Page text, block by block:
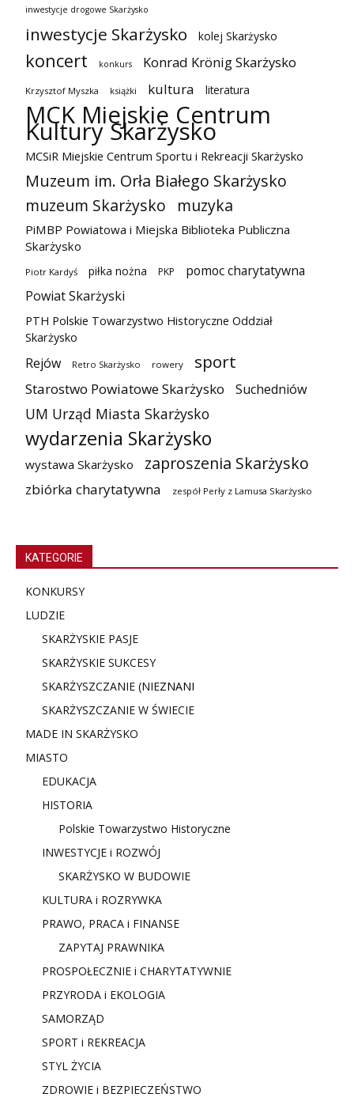
inwestycje drogowe Skarżysko
inwestycje Skarżysko kolej Skarżysko
koncert konkurs Konrad Krönig Skarżysko
Krzysztof Myszka książki kultura literatura
MCK Miejskie Centrum
Kultury Skarżysko
MCSiR Miejskie Centrum Sportu i Rekreacji Skarżysko
Muzeum im. Orła Białego Skarżysko
muzeum Skarżysko
muzyka
PiMBP Powiatowa i Miejska Biblioteka Publiczna
Skarżysko
Piotr Kardyś piłka nożna PKP
pomoc charytatywna
Powiat Skarżyski
PTH Polskie Towarzystwo Historyczne Oddział
Skarżysko
Rejów Retro Skarżysko rowery sport
Starostwo Powiatowe Skarżysko Suchedniów
UM Urząd Miasta Skarżysko
wydarzenia Skarżysko
wystawa Skarżysko zaproszenia Skarżysko
zbiórka charytatywna zespół Perły z Lamusa Skarżysko
KATEGORIE
KONKURSY
LUDZIE
SKARŻYSKIE PASJE
SKARŻYSKIE SUKCESY
SKARŻYSZCZANIE (NIEZNANI
SKARŻYSZCZANIE W ŚWIECIE
MADE IN SKARŻYSKO
MIASTO
EDUKACJA
HISTORIA
Polskie Towarzystwo Historyczne
INWESTYCJE i ROZWÓJ
SKARŻYSKO W BUDOWIE
KULTURA i ROZRYWKA
PRAWO, PRACA i FINANSE
ZAPYTAJ PRAWNIKA
PROSPOŁECZNIE i CHARYTATYWNIE
PRZYRODA i EKOLOGIA
SAMORZĄD
SPORT i REKREACJA
STYL ŻYCIA
ZDROWIE i BEZPIECZEŃSTWO